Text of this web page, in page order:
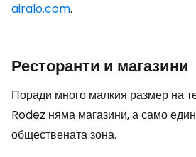
airalo.com.
Ресторанти и магазини
Поради много малкия размер на
Rodez няма магазини, а само
обществената зона.